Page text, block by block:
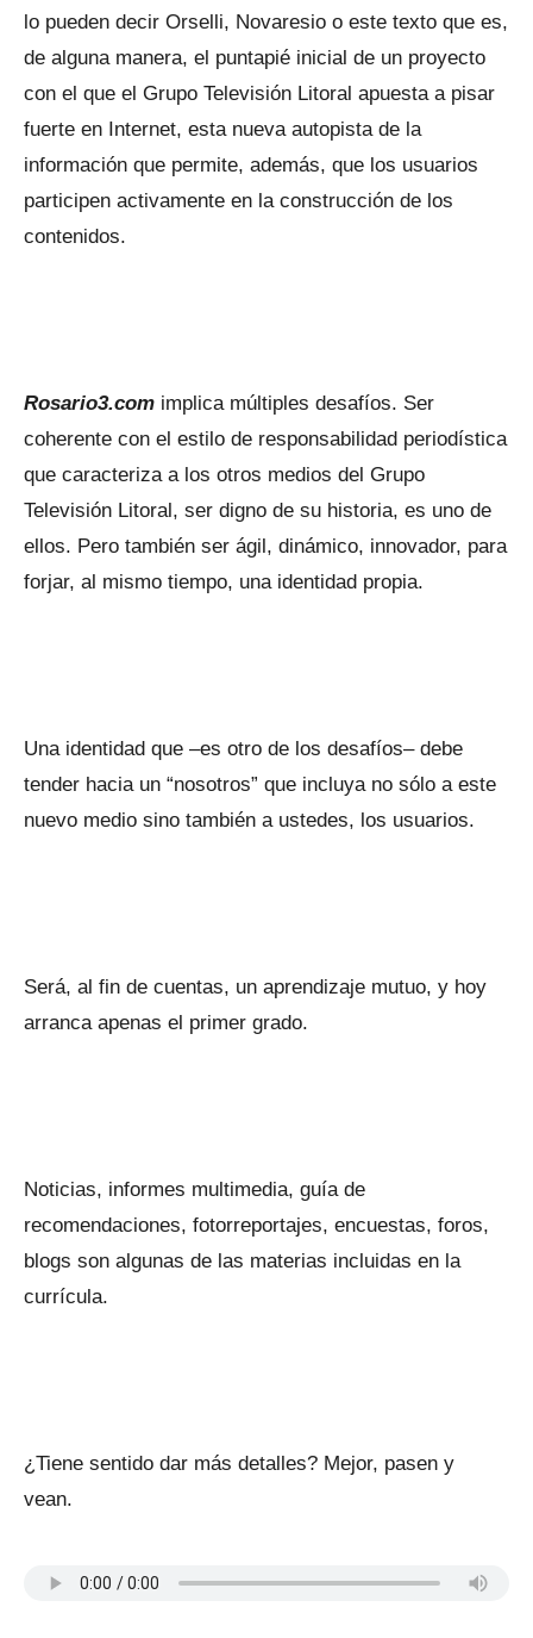
lo pueden decir Orselli, Novaresio o este texto que es,
de alguna manera, el puntapié inicial de un proyecto
con el que el Grupo Televisión Litoral apuesta a pisar
fuerte en Internet, esta nueva autopista de la
información que permite, además, que los usuarios
participen activamente en la construcción de los
contenidos.
Rosario3.com implica múltiples desafíos. Ser
coherente con el estilo de responsabilidad periodística
que caracteriza a los otros medios del Grupo
Televisión Litoral, ser digno de su historia, es uno de
ellos. Pero también ser ágil, dinámico, innovador, para
forjar, al mismo tiempo, una identidad propia.
Una identidad que –es otro de los desafíos– debe
tender hacia un “nosotros” que incluya no sólo a este
nuevo medio sino también a ustedes, los usuarios.
Será, al fin de cuentas, un aprendizaje mutuo, y hoy
arranca apenas el primer grado.
Noticias, informes multimedia, guía de
recomendaciones, fotorreportajes, encuestas, foros,
blogs son algunas de las materias incluidas en la
currícula.
¿Tiene sentido dar más detalles? Mejor, pasen y
vean.